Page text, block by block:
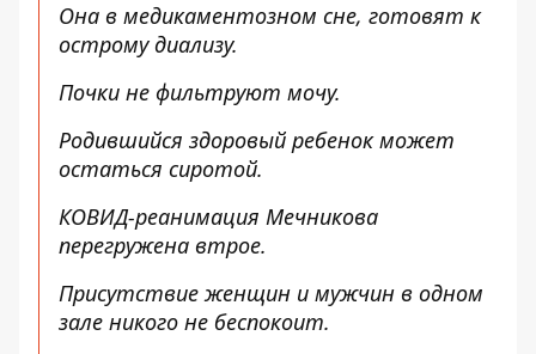
Она в медикаментозном сне, готовят к
острому диализу.
Почки не фильтруют мочу.
Родившийся здоровый ребенок может
остаться сиротой.
КОВИД-реанимация Мечникова
перегружена втрое.
Присутствие женщин и мужчин в одном
зале никого не беспокоит.